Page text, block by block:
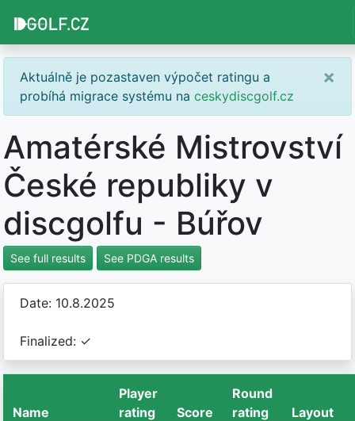
Aktuálně je pozastaven výpočet ratingu a
probíhá migrace systému na ceskydiscgolf.cz
×
Amatérské Mistrovství
České republiky v
discgolfu - Búřov
See full results See PDGA results
Date: 10.8.2025
Finalized: ✓
Name
Player
rating
Score
Round
rating
Layout